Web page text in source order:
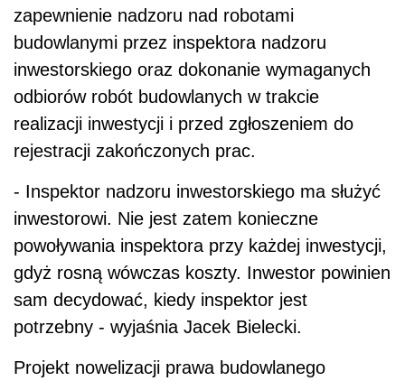
zapewnienie nadzoru nad robotami
budowlanymi przez inspektora nadzoru
inwestorskiego oraz dokonanie wymaganych
odbiorów robót budowlanych w trakcie
realizacji inwestycji i przed zgłoszeniem do
rejestracji zakończonych prac.
- Inspektor nadzoru inwestorskiego ma służyć
inwestorowi. Nie jest zatem konieczne
powoływania inspektora przy każdej inwestycji,
gdyż rosną wówczas koszty. Inwestor powinien
sam decydować, kiedy inspektor jest
potrzebny - wyjaśnia Jacek Bielecki.
Projekt nowelizacji prawa budowlanego